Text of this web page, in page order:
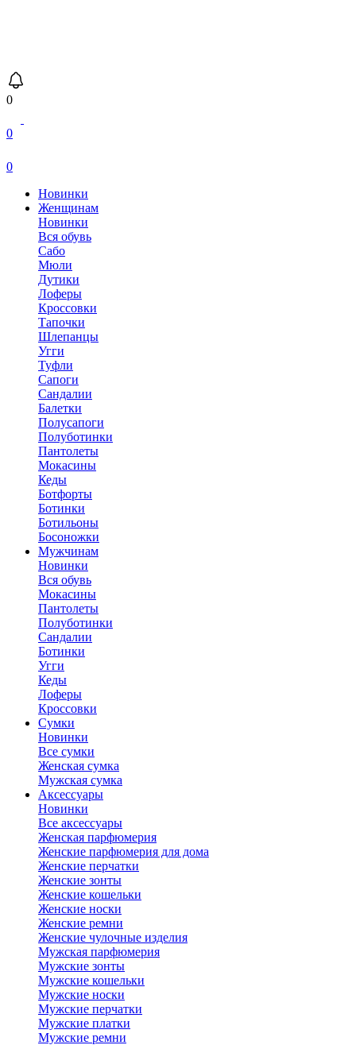
0
0
0
Новинки
Женщинам
Новинки
Вся обувь
Сабо
Мюли
Дутики
Лоферы
Кроссовки
Тапочки
Шлепанцы
Угги
Туфли
Сапоги
Сандалии
Балетки
Полусапоги
Полуботинки
Пантолеты
Мокасины
Кеды
Ботфорты
Ботинки
Ботильоны
Босоножки
Мужчинам
Новинки
Вся обувь
Мокасины
Пантолеты
Полуботинки
Сандалии
Ботинки
Угги
Кеды
Лоферы
Кроссовки
Сумки
Новинки
Все сумки
Женская сумка
Мужская сумка
Аксессуары
Новинки
Все аксессуары
Женская парфюмерия
Женские парфюмерия для дома
Женские перчатки
Женские зонты
Женские кошельки
Женские носки
Женские ремни
Женские чулочные изделия
Мужская парфюмерия
Мужские зонты
Мужские кошельки
Мужские носки
Мужские перчатки
Мужские платки
Мужские ремни